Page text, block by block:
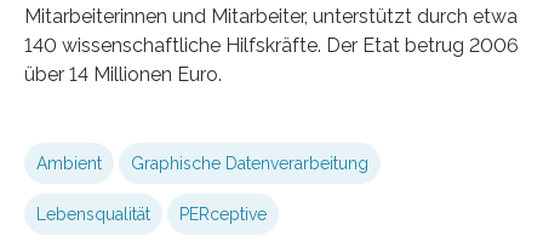
Mitarbeiterinnen und Mitarbeiter, unterstützt durch etwa
140 wissenschaftliche Hilfskräfte. Der Etat betrug 2006
über 14 Millionen Euro.
Ambient Graphische Datenverarbeitung
Lebensqualität PERceptive